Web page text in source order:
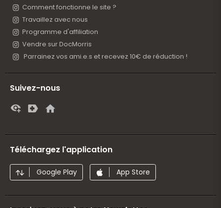
Comment fonctionne le site ?
Travaillez avec nous
Programme d'affiliation
Vendre sur DocMorris
Parrainez vos ami.e.s et recevez 10€ de réduction !
Suivez-nous
Téléchargez l'application
Google Play App Store